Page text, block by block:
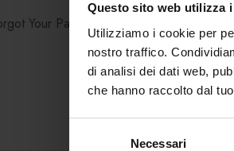
Questo sito web utilizza
Utilizziamo i cookie per
nostro traffico.
di analisi dei dati web,
che hanno raccolto dal
Necessari
Your Password?